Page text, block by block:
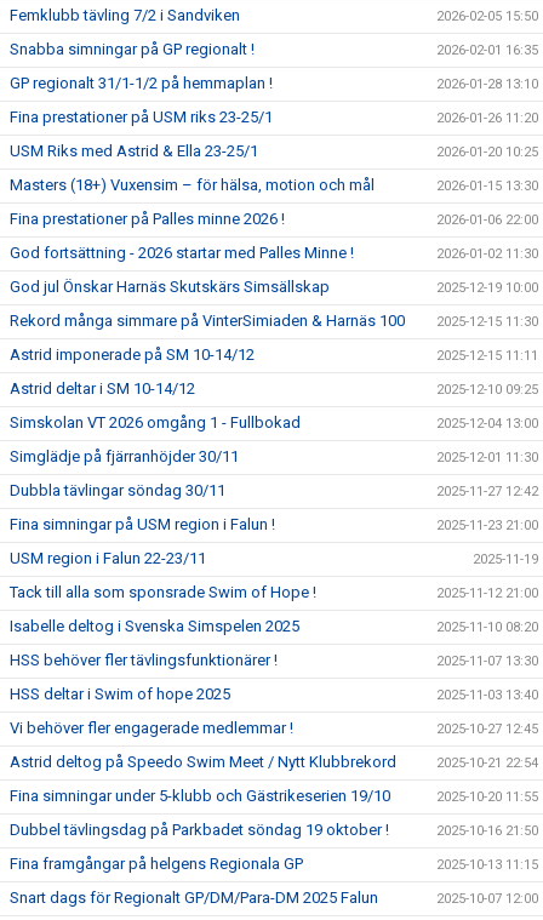
Femklubb tävling 7/2 i Sandviken 2026-02-05 15:50
Snabba simningar på GP regionalt ! 2026-02-01 16:35
GP regionalt 31/1-1/2 på hemmaplan ! 2026-01-28 13:10
Fina prestationer på USM riks 23-25/1 2026-01-26 11:20
USM Riks med Astrid & Ella 23-25/1 2026-01-20 10:25
Masters (18+) Vuxensim – för hälsa, motion och mål 2026-01-15 13:30
Fina prestationer på Palles minne 2026 ! 2026-01-06 22:00
God fortsättning - 2026 startar med Palles Minne ! 2026-01-02 11:30
God jul Önskar Harnäs Skutskärs Simsällskap 2025-12-19 10:00
Rekord många simmare på VinterSimiaden & Harnäs 100 2025-12-15 11:30
Astrid imponerade på SM 10-14/12 2025-12-15 11:11
Astrid deltar i SM 10-14/12 2025-12-10 09:25
Simskolan VT 2026 omgång 1 - Fullbokad 2025-12-04 13:00
Simglädje på fjärranhöjder 30/11 2025-12-01 11:30
Dubbla tävlingar söndag 30/11 2025-11-27 12:42
Fina simningar på USM region i Falun ! 2025-11-23 21:00
USM region i Falun 22-23/11 2025-11-19
Tack till alla som sponsrade Swim of Hope ! 2025-11-12 21:00
Isabelle deltog i Svenska Simspelen 2025 2025-11-10 08:20
HSS behöver fler tävlingsfunktionärer ! 2025-11-07 13:30
HSS deltar i Swim of hope 2025 2025-11-03 13:40
Vi behöver fler engagerade medlemmar ! 2025-10-27 12:45
Astrid deltog på Speedo Swim Meet / Nytt Klubbrekord 2025-10-21 22:54
Fina simningar under 5-klubb och Gästrikeserien 19/10 2025-10-20 11:55
Dubbel tävlingsdag på Parkbadet söndag 19 oktober ! 2025-10-16 21:50
Fina framgångar på helgens Regionala GP 2025-10-13 11:15
Snart dags för Regionalt GP/DM/Para-DM 2025 Falun 2025-10-07 12:00